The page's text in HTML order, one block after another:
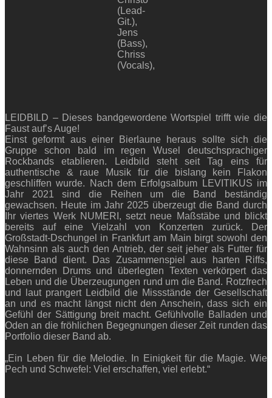
(Lead-
Git.),
Jens
(Bass),
Chriss
(Vocals),
LEIDBILD – Dieses bandgewordene Wortspiel trifft wie die
Faust auf’s Auge!
Einst geformt aus einer Bierlaune heraus sollte sich die
Gruppe schon bald im regen Wusel deutschsprachiger
Rockbands etablieren. Leidbild steht seit Tag eins für
authentische & raue Musik für die bislang kein Flakon
geschliffen wurde. Nach dem Erfolgsalbum LEVITIKUS im
Jahr 2021 sind die Reihen um die Band beständig
gewachsen. Heute im Jahr 2025 überzeugt die Band durch
Ihr viertes Werk NUMERI, setzt neue Maßstäbe und blickt
bereits auf eine Vielzahl von Konzerten zurück. Der
Großstadt-Dschungel in Frankfurt am Main birgt sowohl den
Wahnsinn als auch den Antrieb, der seit jeher als Futter für
diese Band dient. Das Zusammenspiel aus harten Riffs,
donnernden Drums und überlegten Texten verkörpert das
Leben und die Überzeugungen rund um die Band. Rotzfrech
und laut prangert Leidbild die Missstände der Gesellschaft
an und es macht längst nicht den Anschein, dass sich ein
Gefühl der Sättigung breit macht. Gefühlvolle Balladen und
Oden an die fröhlichen Begegnungen dieser Zeit runden das
Portfolio dieser Band ab.
„Ein Leben für die Melodie. In Einigkeit für die Magie. Wie
Pech und Schwefel: Viel erschaffen, viel erlebt.“